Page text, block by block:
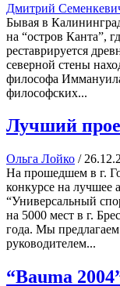
Дмитрий
Бывая в
на “остров Канта”,
реставрируется
северной стены
философа
философских...
Лучший
Ольга Лойко /
На прошедшем в г.
конкурсе на лучшее
“Универсальный
на 5000 мест в г.
года. Мы
руководителем...
“Bauma